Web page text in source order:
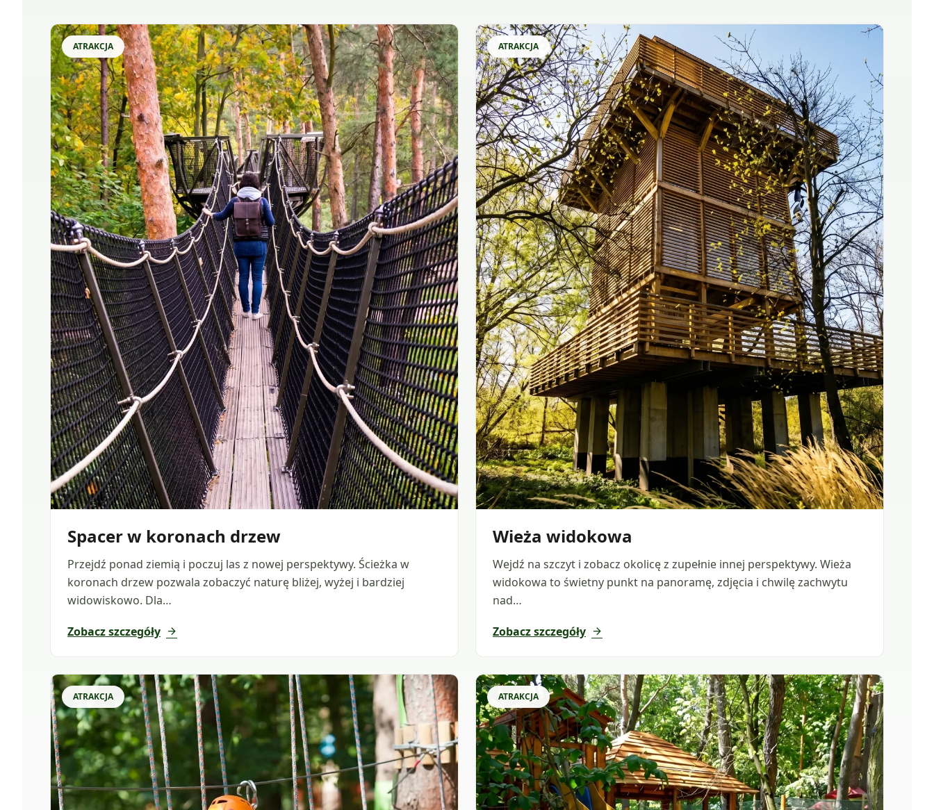
ATRAKCJA
Spacer w koronach drzew
Przejdź ponad ziemią i poczuj las z nowej perspektywy. Ścieżka w
koronach drzew pozwala zobaczyć naturę bliżej, wyżej i bardziej
widowiskowo. Dla…
Zobacz szczegóły arrow_forward
ATRAKCJA
Wieża widokowa
Wejdź na szczyt i zobacz okolicę z zupełnie innej perspektywy. Wieża
widokowa to świetny punkt na panoramę, zdjęcia i chwilę zachwytu
nad…
Zobacz szczegóły arrow_forward
ATRAKCJA ATRAKCJA